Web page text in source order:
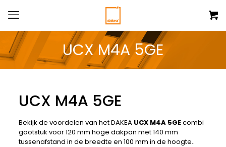
UCX M4A 5GE
UCX M4A 5GE
Bekijk de voordelen van het DAKEA UCX M4A 5GEcombi
gootstuk voor 120 mm hoge dakpan met 140 mm
tussenafstand in de breedte en 100 mm in de hoogte..